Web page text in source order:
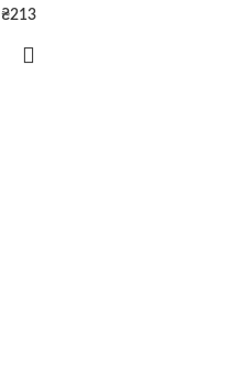
₴213